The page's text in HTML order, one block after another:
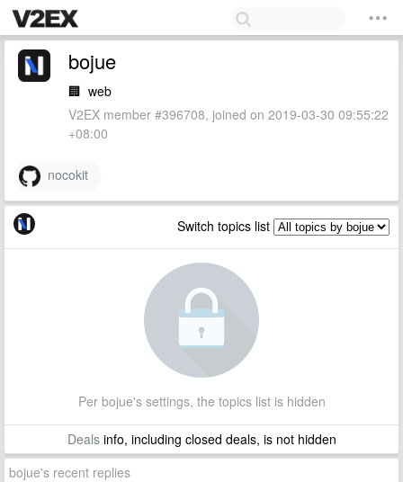
bojue
🏢 web
V2EX member #396708, joined on 2019-03-30 09:55:22
+08:00
nocokit
Switch topics list
Per bojue's settings, the topics list is hidden
Dealsinfo, including closed deals, is not hidden
bojue's recent replies